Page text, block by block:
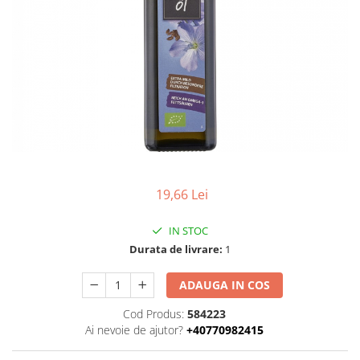
Sare si mixuri de sare
Dulceata si creme bio
Compoturi bio
19,66 Lei
IN STOC
Durata de livrare: 1
ADAUGA IN COS
Cod Produs: 584223
Ai nevoie de ajutor? +40770982415